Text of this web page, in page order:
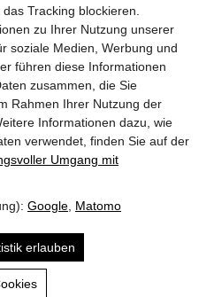
Tracking blockieren.
zu Ihrer Nutzung unserer
soziale Medien, Werbung und
führen diese Informationen
zusammen, die Sie
Rahmen Ihrer Nutzung der
Informationen dazu, wie
verwendet, finden Sie auf der
Umgang mit
Google Matomo
erlauben
EUR 255.-
EUR 90.-
(keine Teilnahme): EUR
Übersicht
powered byKOPPELHUBER² und
OG
|
Impressum